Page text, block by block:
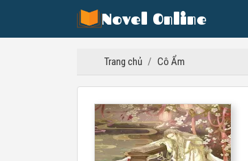
Novel Online
Trang chủ / Cô Ẩm